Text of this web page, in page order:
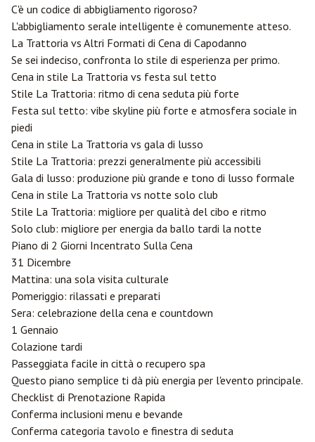
C'è un codice di abbigliamento rigoroso?
L'abbigliamento serale intelligente è comunemente atteso.
La Trattoria vs Altri Formati di Cena di Capodanno
Se sei indeciso, confronta lo stile di esperienza per primo.
Cena in stile La Trattoria vs festa sul tetto
Stile La Trattoria: ritmo di cena seduta più forte
Festa sul tetto: vibe skyline più forte e atmosfera sociale in
piedi
Cena in stile La Trattoria vs gala di lusso
Stile La Trattoria: prezzi generalmente più accessibili
Gala di lusso: produzione più grande e tono di lusso formale
Cena in stile La Trattoria vs notte solo club
Stile La Trattoria: migliore per qualità del cibo e ritmo
Solo club: migliore per energia da ballo tardi la notte
Piano di 2 Giorni Incentrato Sulla Cena
31 Dicembre
Mattina: una sola visita culturale
Pomeriggio: rilassati e preparati
Sera: celebrazione della cena e countdown
1 Gennaio
Colazione tardi
Passeggiata facile in città o recupero spa
Questo piano semplice ti dà più energia per l'evento principale.
Checklist di Prenotazione Rapida
Conferma inclusioni menu e bevande
Conferma categoria tavolo e finestra di seduta